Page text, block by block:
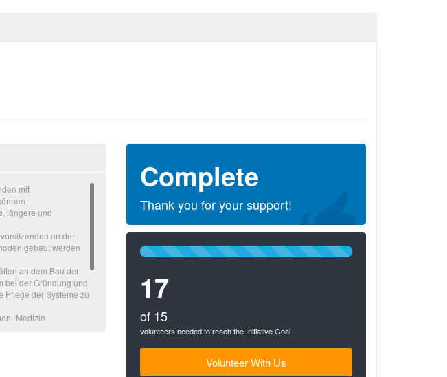
mit
längere und
an der
gebaut werden
an dem Bau der
bei der Gründung und
Pflege der Systeme zu
(Medizin,
Complete
Thank you for your support!
100%
17
of 15
volunteers needed to reach the Initiative Goal
Volunteer With Us